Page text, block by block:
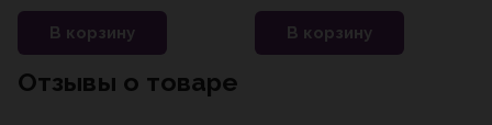
В корзину В корзину
Отзывы о товаре